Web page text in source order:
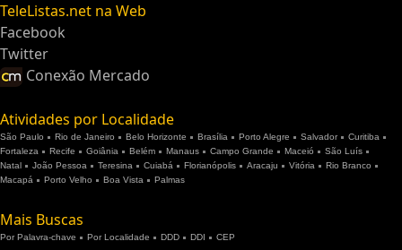
TeleListas.net na Web
Facebook
Twitter
Conexão Mercado
Atividades por Localidade
São Paulo Rio de Janeiro Belo Horizonte Brasília Porto Alegre Salvador
Curitiba
Fortaleza
Recife Goiânia Belém Manaus Campo Grande Maceió
São Luís
Natal
João Pessoa Teresina Cuiabá Florianópolis Aracaju Vitória
Rio Branco
Macapá
Porto Velho Boa Vista Palmas
Mais Buscas
Por Palavra-chave Por Localidade DDD DDI CEP